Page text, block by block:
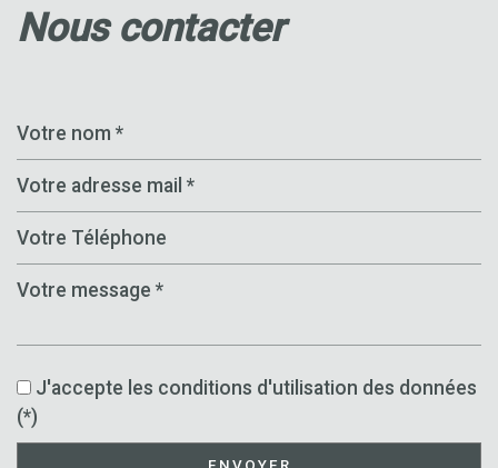
nous contacter
J'accepte les conditions d'utilisation des données
(*)